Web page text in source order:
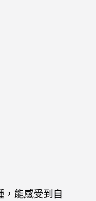
，能感受到自